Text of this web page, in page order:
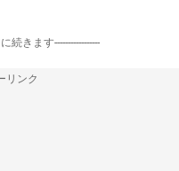
続きます-----------------
リンク